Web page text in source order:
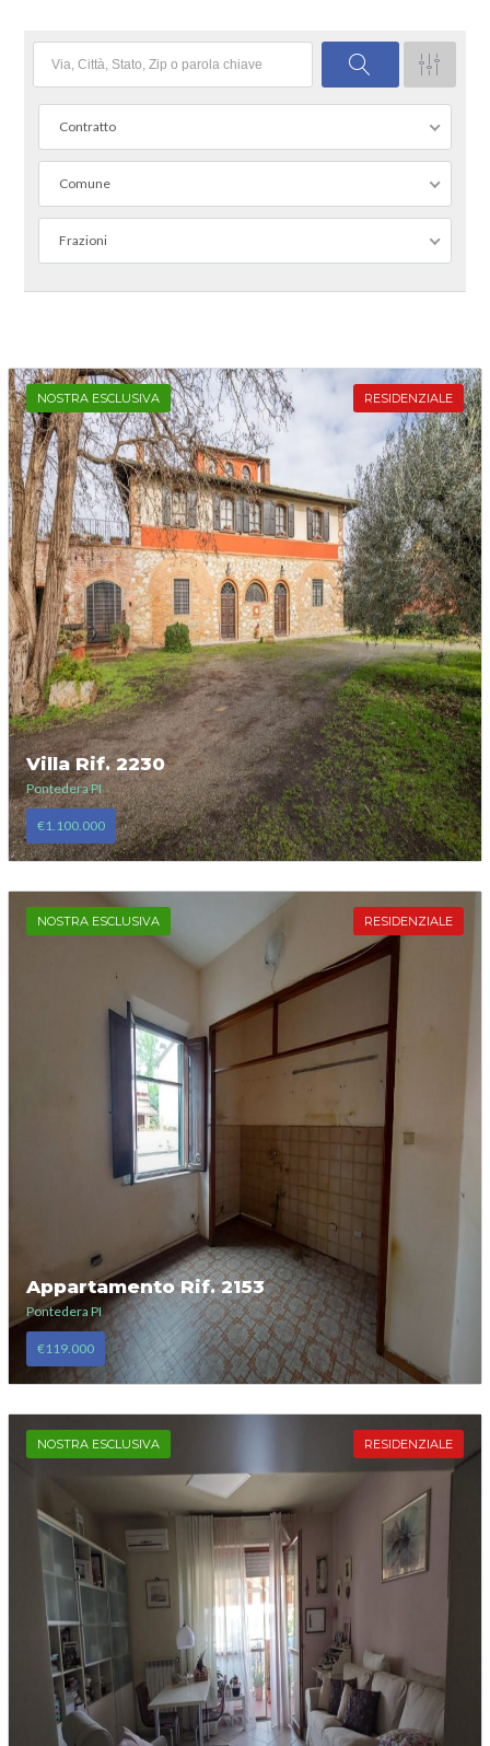
Contratto
Comune
Frazioni
NOSTRA ESCLUSIVA RESIDENZIALE
Villa Rif. 2230
Pontedera PI
€1.100.000
NOSTRA ESCLUSIVA RESIDENZIALE
Appartamento Rif. 2153
Pontedera PI
€119.000
NOSTRA ESCLUSIVA RESIDENZIALE